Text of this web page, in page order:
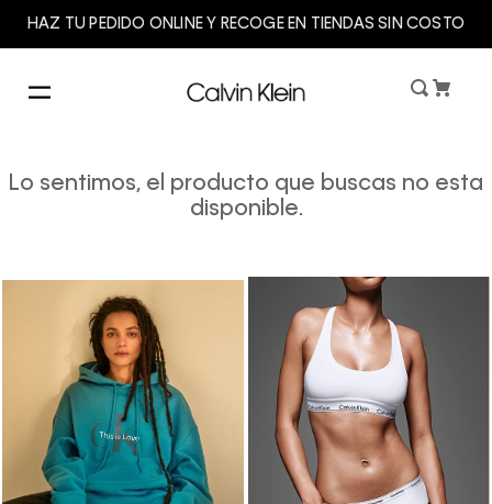
HAZ TU PEDIDO ONLINE Y RECOGE EN TIENDAS SIN COSTO
Lo sentimos, el producto que buscas no esta
disponible.